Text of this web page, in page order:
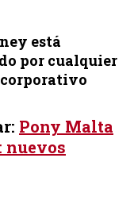
está
por cualquier
corporativo
Pony Malta
nuevos